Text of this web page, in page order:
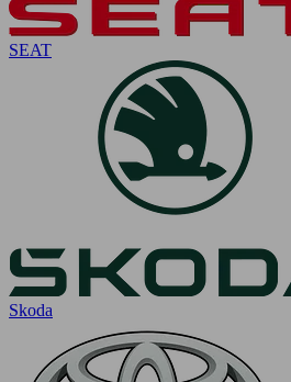
SEAT
Skoda